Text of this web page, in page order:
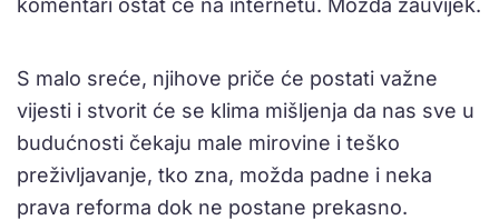
S malo sreće, njihove priče će postati važne
vijesti i stvorit će se klima mišljenja da nas sve u
budućnosti čekaju male mirovine i teško
preživljavanje, tko zna, možda padne i neka
prava reforma dok ne postane prekasno.